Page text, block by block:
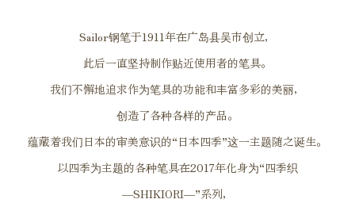
Sailor钢笔于1911年在广岛县吴市创立，
此后一直坚持制作贴近使用者的笔具。
我们不懈地追求作为笔具的功能和丰富多彩的美丽，
创造了各种各样的产品。
蕴藏着我们日本的审美意识的“日本四季”这一主题随之诞生。
以四季为主题的各种笔具在2017年化身为“四季织
―SHIKIORI―”系列，